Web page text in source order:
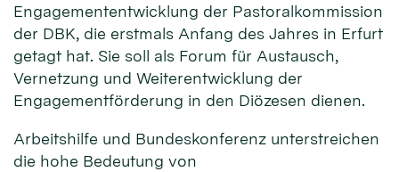
Engagemententwicklung der Pastoralkommission
der DBK, die erstmals Anfang des Jahres in Erfurt
getagt hat. Sie soll als Forum für Austausch,
Vernetzung und Weiterentwicklung der
Engagementförderung in den Diözesen dienen.
Arbeitshilfe und Bundeskonferenz unterstreichen
die hohe Bedeutung von